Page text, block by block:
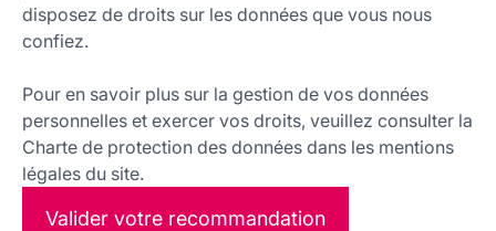
disposez de droits sur les données que vous nous
confiez.
Pour en savoir plus sur la gestion de vos données
personnelles et exercer vos droits, veuillez consulter la
Charte de protection des données dans les mentions
légales du site.
Valider votre recommandation